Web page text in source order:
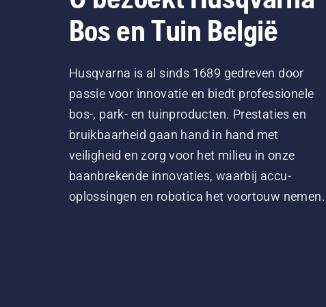
Bos en Tuin België
Husqvarna is al sinds 1689 gedreven door
passie voor innovatie en biedt professionele
bos-, park- en tuinproducten. Prestaties en
bruikbaarheid gaan hand in hand met
veiligheid en zorg voor het milieu in onze
baanbrekende innovaties, waarbij accu-
oplossingen en robotica het voortouw nemen.